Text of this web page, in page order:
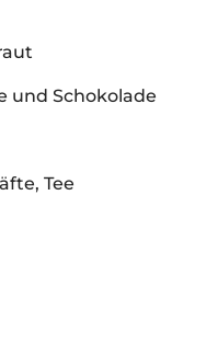
und Schokolade
Tee